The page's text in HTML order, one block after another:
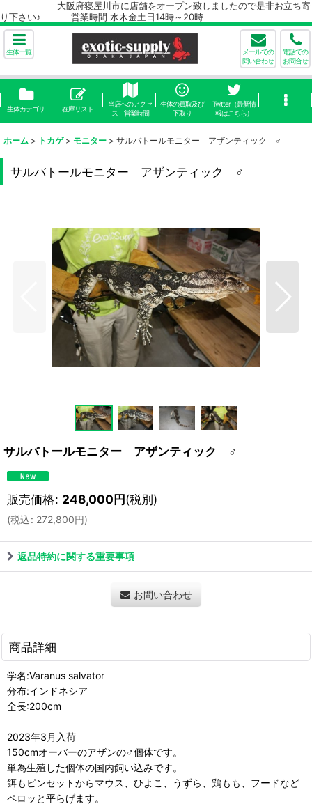
大阪府寝屋川市に店舗をオープン致しましたので是非お立ち寄
り下さい♪ 営業時間 水木金土日14時～20時
生体一覧
メールでの
問い合わせ
電話での
お問合せ
生体カテゴリ 在庫リスト
当店へのアクセ
ス 営業時間
生体の買取及び
下取り
Twitter（最新情
報はこちら）
ホーム > トカゲ > モニター > サルバトールモニター アザンティック ♂
サルバトールモニター アザンティック ♂
サルバトールモニター アザンティック ♂
販売価格: 248,000円(税別)
(税込: 272,800円)
返品特約に関する重要事項
お問い合わせ
商品詳細
学名:Varanus salvator
分布:インドネシア
全長:200cm
2023年3月入荷
150cmオーバーのアザンの♂個体です。
単為生殖した個体の国内飼い込みです。
餌もピンセットからマウス、ひよこ、うずら、鶏もも、フードなど
ペロッと平らげます。